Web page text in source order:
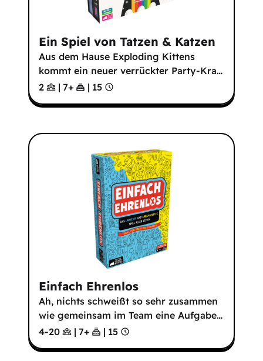
Ein Spiel von Tatzen & Katzen
Aus dem Hause Exploding Kittens
kommt ein neuer verrückter Party-Kra…
2
| 7+ | 15
Einfach Ehrenlos
Ah, nichts schweißt so sehr zusammen
wie gemeinsam im Team eine Aufgabe…
4-20
| 7+ | 15